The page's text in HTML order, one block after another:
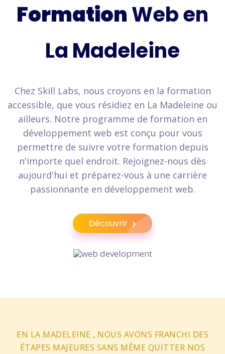
FormationWeb en
La Madeleine
Chez Skill Labs, nous croyons en la formation
accessible, que vous résidiez en La Madeleine ou
ailleurs. Notre programme de formation en
développement web est conçu pour vous
permettre de suivre votre formation depuis
n'importe quel endroit. Rejoignez-nous dès
aujourd'hui et préparez-vous à une carrière
passionnante en développement web.
Découvrir
EN LA MADELEINE , NOUS AVONS FRANCHI DES
ÉTAPES MAJEURES SANS MÊME QUITTER NOS